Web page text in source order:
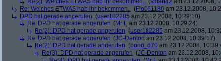
Re(2): Welches ETWAS hab ihr bekommen.. (smart42 am 23.12.2008,
Re: Welches ETWAS hab ihr bekommen.. (Flo061180 am 23.12.2008,
DPD hat gerade angerufen (user182285 am 23.12.2008, 10:29:10)
Re: DPD hat gerade angerufen (Mr L am 23.12.2008, 10:29:24)
Re(2): DPD hat gerade angerufen (user182285 am 23.12.2008,
Re: DPD hat gerade angerufen (JC-Denton am 23.12.2008, 10:39:17)
Re(2): DPD hat gerade angerufen (bono_d70 am 23.12.2008,
Re(3): DPD hat gerade angerufen (JC-Denton am 23.12.2008,